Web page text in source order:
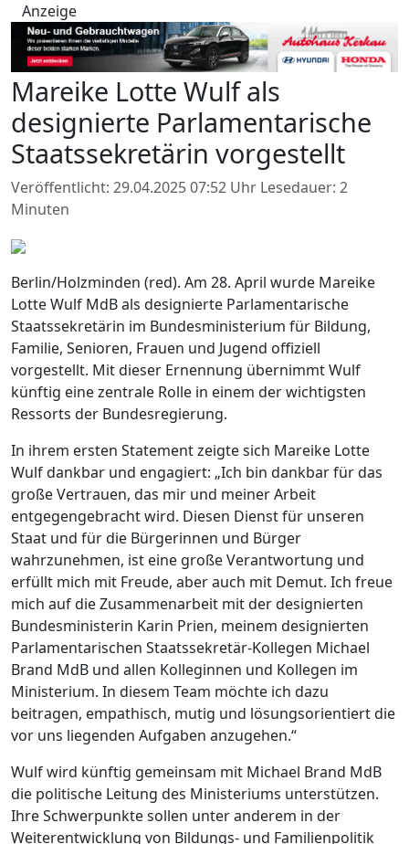
Anzeige
Mareike Lotte Wulf als
designierte Parlamentarische
Staatssekretärin vorgestellt
Veröffentlicht: 29.04.2025 07:52 Uhr Lesedauer: 2
Minuten
Berlin/Holzminden (red). Am 28. April wurde Mareike
Lotte Wulf MdB als designierte Parlamentarische
Staatssekretärin im Bundesministerium für Bildung,
Familie, Senioren, Frauen und Jugend offiziell
vorgestellt. Mit dieser Ernennung übernimmt Wulf
künftig eine zentrale Rolle in einem der wichtigsten
Ressorts der Bundesregierung.
In ihrem ersten Statement zeigte sich Mareike Lotte
Wulf dankbar und engagiert: „Ich bin dankbar für das
große Vertrauen, das mir und meiner Arbeit
entgegengebracht wird. Diesen Dienst für unseren
Staat und für die Bürgerinnen und Bürger
wahrzunehmen, ist eine große Verantwortung und
erfüllt mich mit Freude, aber auch mit Demut. Ich freue
mich auf die Zusammenarbeit mit der designierten
Bundesministerin Karin Prien, meinem designierten
Parlamentarischen Staatssekretär-Kollegen Michael
Brand MdB und allen Kolleginnen und Kollegen im
Ministerium. In diesem Team möchte ich dazu
beitragen, empathisch, mutig und lösungsorientiert die
vor uns liegenden Aufgaben anzugehen.“
Wulf wird künftig gemeinsam mit Michael Brand MdB
die politische Leitung des Ministeriums unterstützen.
Ihre Schwerpunkte sollen unter anderem in der
Weiterentwicklung von Bildungs- und Familienpolitik